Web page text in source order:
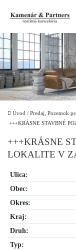
Úvod / Predaj, Pozemok
+++KRÁSNE STAVBNÉ
+++KRÁSNE
LOKALITE V
Ulica:
Obec:
Okres:
Kraj:
Druh:
Typ: